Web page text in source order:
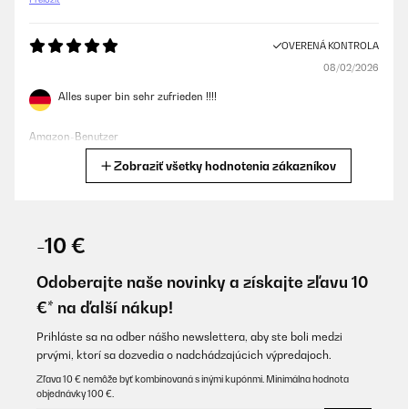
OVERENÁ KONTROLA
08/02/2026
Alles super bin sehr zufrieden !!!!
Amazon-Benutzer
einfach. Kurzum macht sie was sie soll!
Amazon-Benutzer
Preložiť
OVERENÁ KONTROLA
Zobraziť všetky hodnotenia zákazníkov
-10 €
Odoberajte naše novinky a získajte zľavu 10
€* na ďalší nákup!
Prihláste sa na odber nášho newslettera, aby ste boli medzi
prvými, ktorí sa dozvedia o nadchádzajúcich výpredajoch.
Zľava 10 € nemôže byť kombinovaná s inými kupónmi. Minimálna hodnota
objednávky 100 €.